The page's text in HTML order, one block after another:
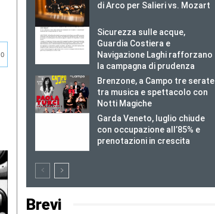
0
di Arco per Salieri vs. Mozart
Sicurezza sulle acque,
Guardia Costiera e
Navigazione Laghi rafforzano
la campagna di prudenza
Brenzone, a Campo tre serate
tra musica e spettacolo con
Notti Magiche
Garda Veneto, luglio chiude
con occupazione all’85% e
prenotazioni in crescita
Brevi